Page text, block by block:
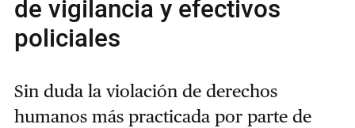
de vigilancia y efectivos
policiales
Sin duda la violación de derechos
humanos más practicada por parte de